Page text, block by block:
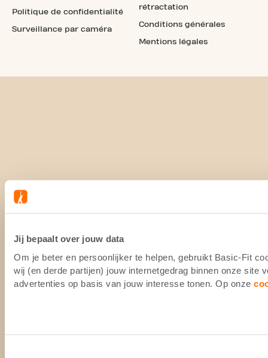
Jij bepaalt over jouw data
Om je beter en persoonlijker te helpen, gebruikt Basic-Fit
wij (en derde partijen) jouw internetgedrag binnen onze site
advertenties op basis van jouw interesse tonen. Op onze
Politique de confidentialité
Surveillance par caméra
rétractation
Conditions générales
Mentions légales